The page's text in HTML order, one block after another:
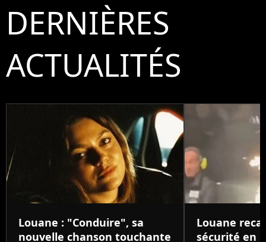
DERNIÈRES
ACTUALITÉS
Louane : "Conduire", sa
nouvelle chanson touchante
Louane
sécurité en